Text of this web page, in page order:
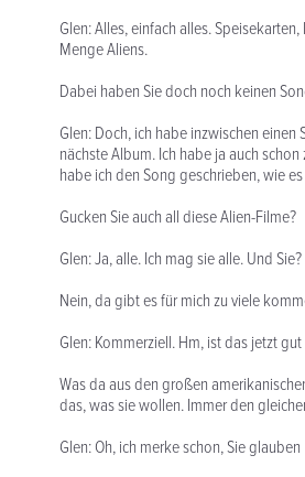
Glen: Alles, einfach alles.
Menge Aliens.
Dabei haben Sie doch noch keinen
Glen: Doch, ich habe inzwischen
nächste Album. Ich habe ja auch
habe ich den Song geschrieben, wie
Gucken Sie auch all diese Alien-Filme?
Glen: Ja, alle. Ich mag sie alle. Und Sie?
Nein, da gibt es für mich zu viele
Glen: Kommerziell. Hm, ist das jetzt
Was da aus den großen
das, was sie wollen. Immer den
Glen: Oh, ich merke schon, Sie